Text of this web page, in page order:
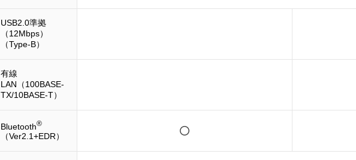
USB2.0準拠
（12Mbps）
（Type-B）
有線
LAN（100BASE-
TX/10BASE-T）
Bluetooth®
（Ver2.1+EDR）